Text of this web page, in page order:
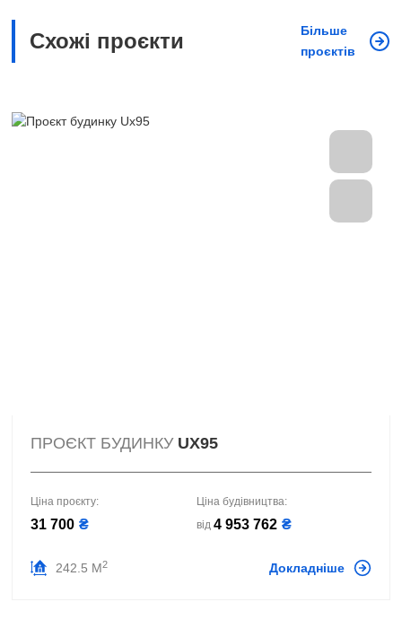
Схожі проєкти
Більше
проєктів
ПРОЄКТ БУДИНКУ UX95
Ціна проєкту:
31 700 ₴
Ціна будівництва:
від 4 953 762 ₴
242.5 М2 Докладніше